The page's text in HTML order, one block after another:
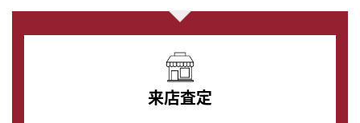
来店査定